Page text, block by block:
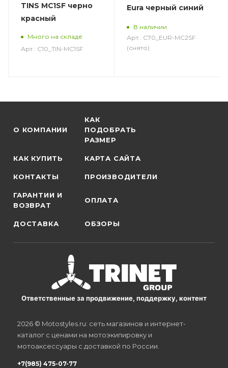
TINS MC1SF черно
красный
Много на складе
Арт.: C10_TIN-MC1SF
Eura черный синий
В наличии
Арт.: C70_EUR-MC2SF
(снято)
О КОМПАНИИ
КАК
ПОДОБРАТЬ
РАЗМЕР
КАК КУПИТЬ КАРТА САЙТА
КОНТАКТЫ ПРОИЗВОДИТЕЛИ
ГАРАНТИИ И
ВОЗВРАТ
ОПЛАТА
ДОСТАВКА ОБЗОРЫ
Ответственные за продвижение, поддержку, контент
2026 © Motostyles.ru: сеть магазинов и интернет-
каталог с ценами на мотоэкипировку и
мотоаксессуары с доставкой по России.
+7(985) 475-07-77